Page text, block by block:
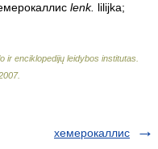
lenk. lilijka;
ir enciklopedijų leidybos institutas
.
хемерокаллис